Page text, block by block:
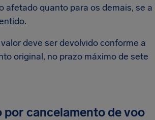
afetado quanto para os demais, se a
deve ser devolvido conforme a
original, no prazo máximo de sete
por cancelamento de voo